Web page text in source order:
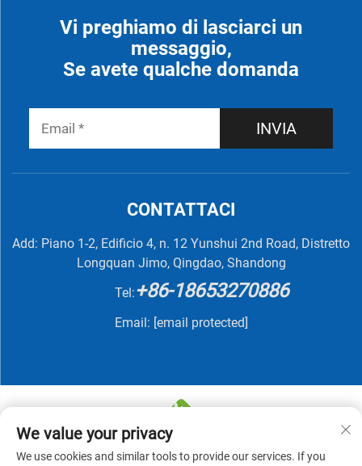
Vi preghiamo di lasciarci un
messaggio,
Se avete qualche domanda
INVIA
CONTATTACI
Add: Piano 1-2, Edificio 4, n. 12 Yunshui 2nd Road, Distretto
Longquan Jimo, Qingdao, Shandong
Tel:+86-18653270886
Email: [email protected]
Copyright © 2025 di QINGDAO NUTRIVIT BIOTECH CO.,
We value your privacy
We use cookies and similar tools to provide our services. If you